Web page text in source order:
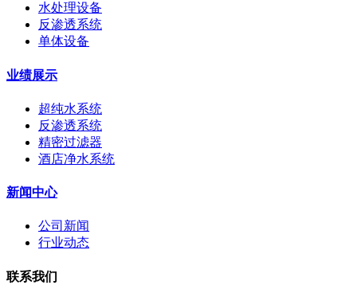
水处理设备
反渗透系统
单体设备
业绩展示
超纯水系统
反渗透系统
精密过滤器
酒店净水系统
新闻中心
公司新闻
行业动态
联系我们